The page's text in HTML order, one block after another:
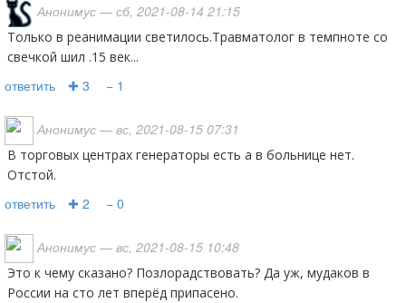
Анонимус — сб, 2021-08-14 21:15
Только в реанимации светилось.Травматолог в темпноте со
свечкой шил .15 век...
ответить ✚ 3 − 1
Анонимус — вс, 2021-08-15 07:31
В торговых центрах генераторы есть а в больнице нет.
Отстой.
ответить ✚ 2 − 0
Анонимус — вс, 2021-08-15 10:48
Это к чему сказано? Позлорадствовать? Да уж, мудаков в
России на сто лет вперёд припасено.